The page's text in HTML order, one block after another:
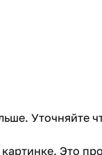
Уточняйте
Это